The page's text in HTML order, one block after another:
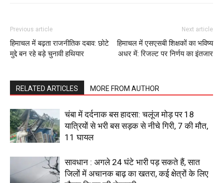
Company
Contact us
Subscription Plans
Previous article
हिमाचल में बढ़ता राजनीतिक दबाव: छोटे
मुद्दे बन रहे बड़े चुनावी हथियार
Next article
हिमाचल में एसएसबी शिक्षकों का भविष्य
अधर में: रिजल्ट पर निर्णय का इंतजार
RELATED ARTICLES MORE FROM AUTHOR
चंबा में दर्दनाक बस हादसा: चलूंज मोड़ पर 18
यात्रियों से भरी बस सड़क से नीचे गिरी, 7 की मौत,
11 घायल
सावधान : अगले 24 घंटे भारी पड़ सकते हैं, सात
जिलों में अचानक बाढ़ का खतरा, कई क्षेत्रों के लिए